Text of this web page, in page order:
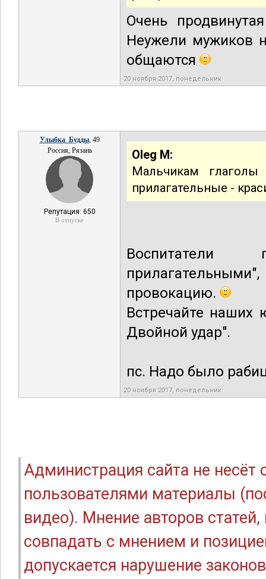
Очень
Неужели мужиков
общаются
20 ноября 2017, понедельник
Улыбка_Будды, 49
Россия, Рязань
Репутация: 650
В отпуске
Oleg M:
Мальчикам
прилагательные -
провокацию.
Встречайте наших
Двойной удар".
пс. Надо было
20 ноября 2017, понедельник
Администрация сайта не
пользователями материалы
видео). Мнение авторов
совпадать с мнением и
допускается нарушение